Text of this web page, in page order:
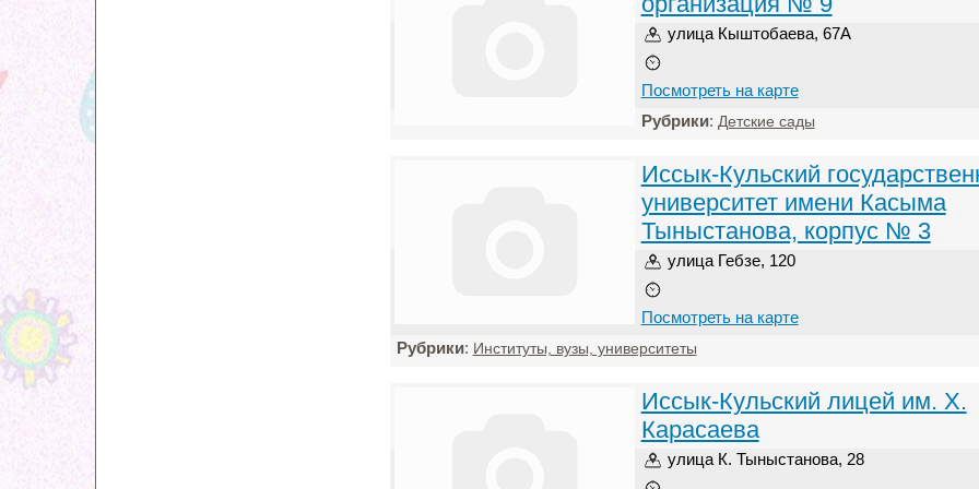
улица Кыштобаева, 67А
Посмотреть на карте
Рубрики: Детские сады
Иссык-Кульский
университет имени Касыма
Тыныстанова, корпус № 3
улица Гебзе, 120
Посмотреть на карте
Рубрики: Институты, вузы, университеты
Иссык-Кульский лицей им. Х.
Карасаева
улица К. Тыныстанова, 28